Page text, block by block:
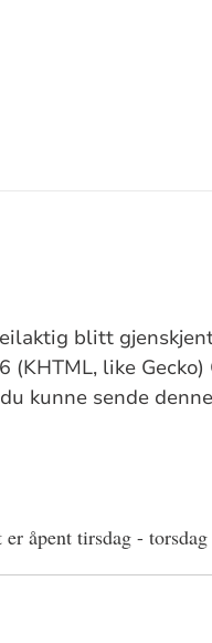
blitt
like
kunne sende
åpent tirsdag -